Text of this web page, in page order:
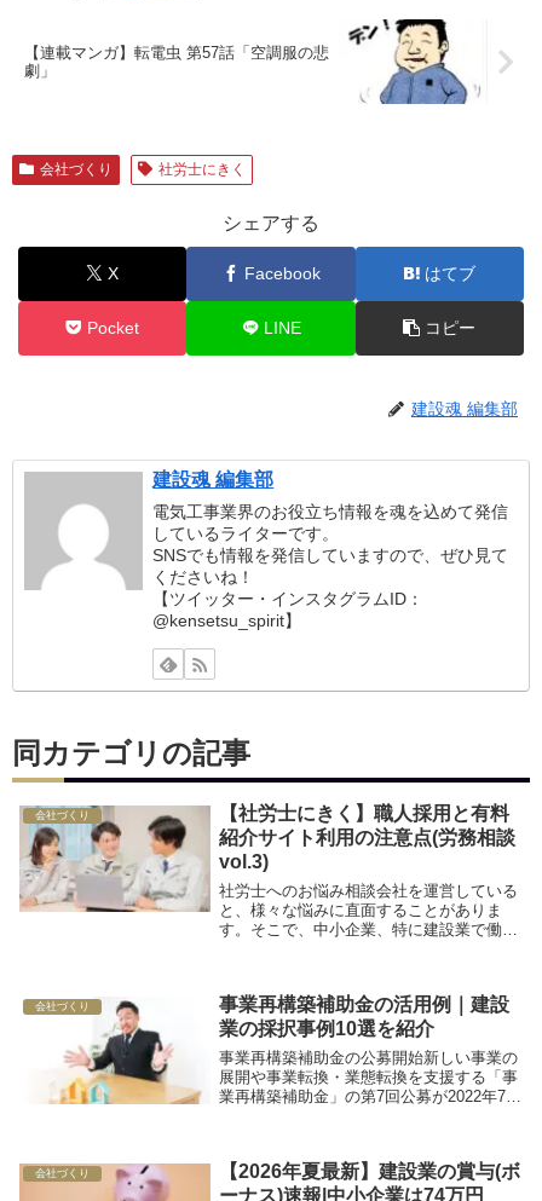
【連載マンガ】転電虫 第57話「空調服の悲
劇」
会社づくり 社労士にきく
シェアする
X Facebook はてブ
Pocket LINE コピー
建設魂 編集部
建設魂 編集部
電気工事業界のお役立ち情報を魂を込めて発信
しているライターです。
SNSでも情報を発信していますので、ぜひ見て
くださいね！
【ツイッター・インスタグラムID：
@kensetsu_spirit】
同カテゴリの記事
会社づくり
【社労士にきく】職人採用と有料
紹介サイト利用の注意点(労務相談
vol.3)
社労士へのお悩み相談会社を運営している
と、様々な悩みに直面することがありま
す。そこで、中小企業、特に建設業で働く
目。職人を採用...
会社づくり
事業再構築補助金の活用例｜建設
業の採択事例10選を紹介
事業再構築補助金の公募開始新しい事業の
展開や事業転換・業態転換を支援する「事
業再構築補助金」の第7回公募が2022年7月
う、金...
会社づくり
【2026年夏最新】建設業の賞与(ボ
ーナス)速報|中小企業は74万円